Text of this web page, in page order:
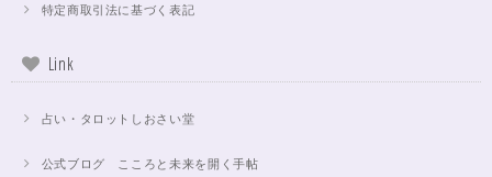
特定商取引法に基づく表記
Link
占い・タロットしおさい堂
公式ブログ こころと未来を開く手帖